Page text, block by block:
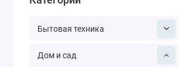
Бытовая техника
Дом и сад